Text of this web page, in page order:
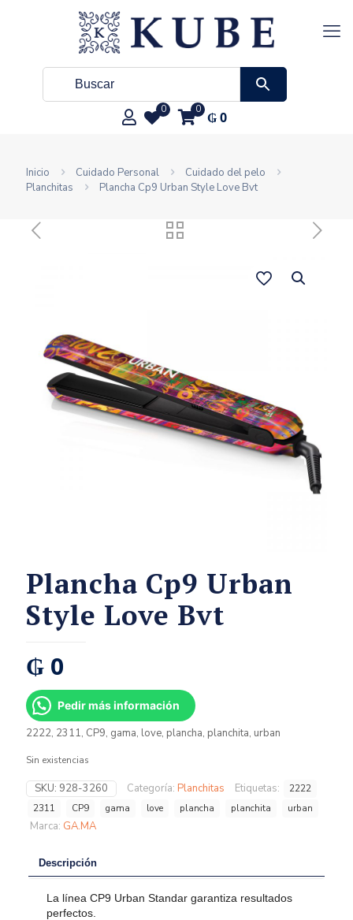
0 0 ₲0
Inicio Cuidado Personal
Cuidado del pelo
Planchitas
Plancha Cp9 Urban Style Love Bvt
Plancha Cp9 Urban
Style Love Bvt
₲ 0
Pedir más información
2222, 2311, CP9, gama, love, plancha, planchita, urban
Sin existencias
SKU: 928-3260 Categoría: Planchitas Etiquetas:
2222
2311
CP9 gama love plancha planchita urban
Marca: GA.MA
Descripción
La línea CP9 Urban Standar garantiza resultados
perfectos.